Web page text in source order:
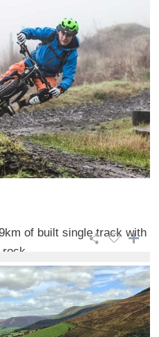
of built single track with
...